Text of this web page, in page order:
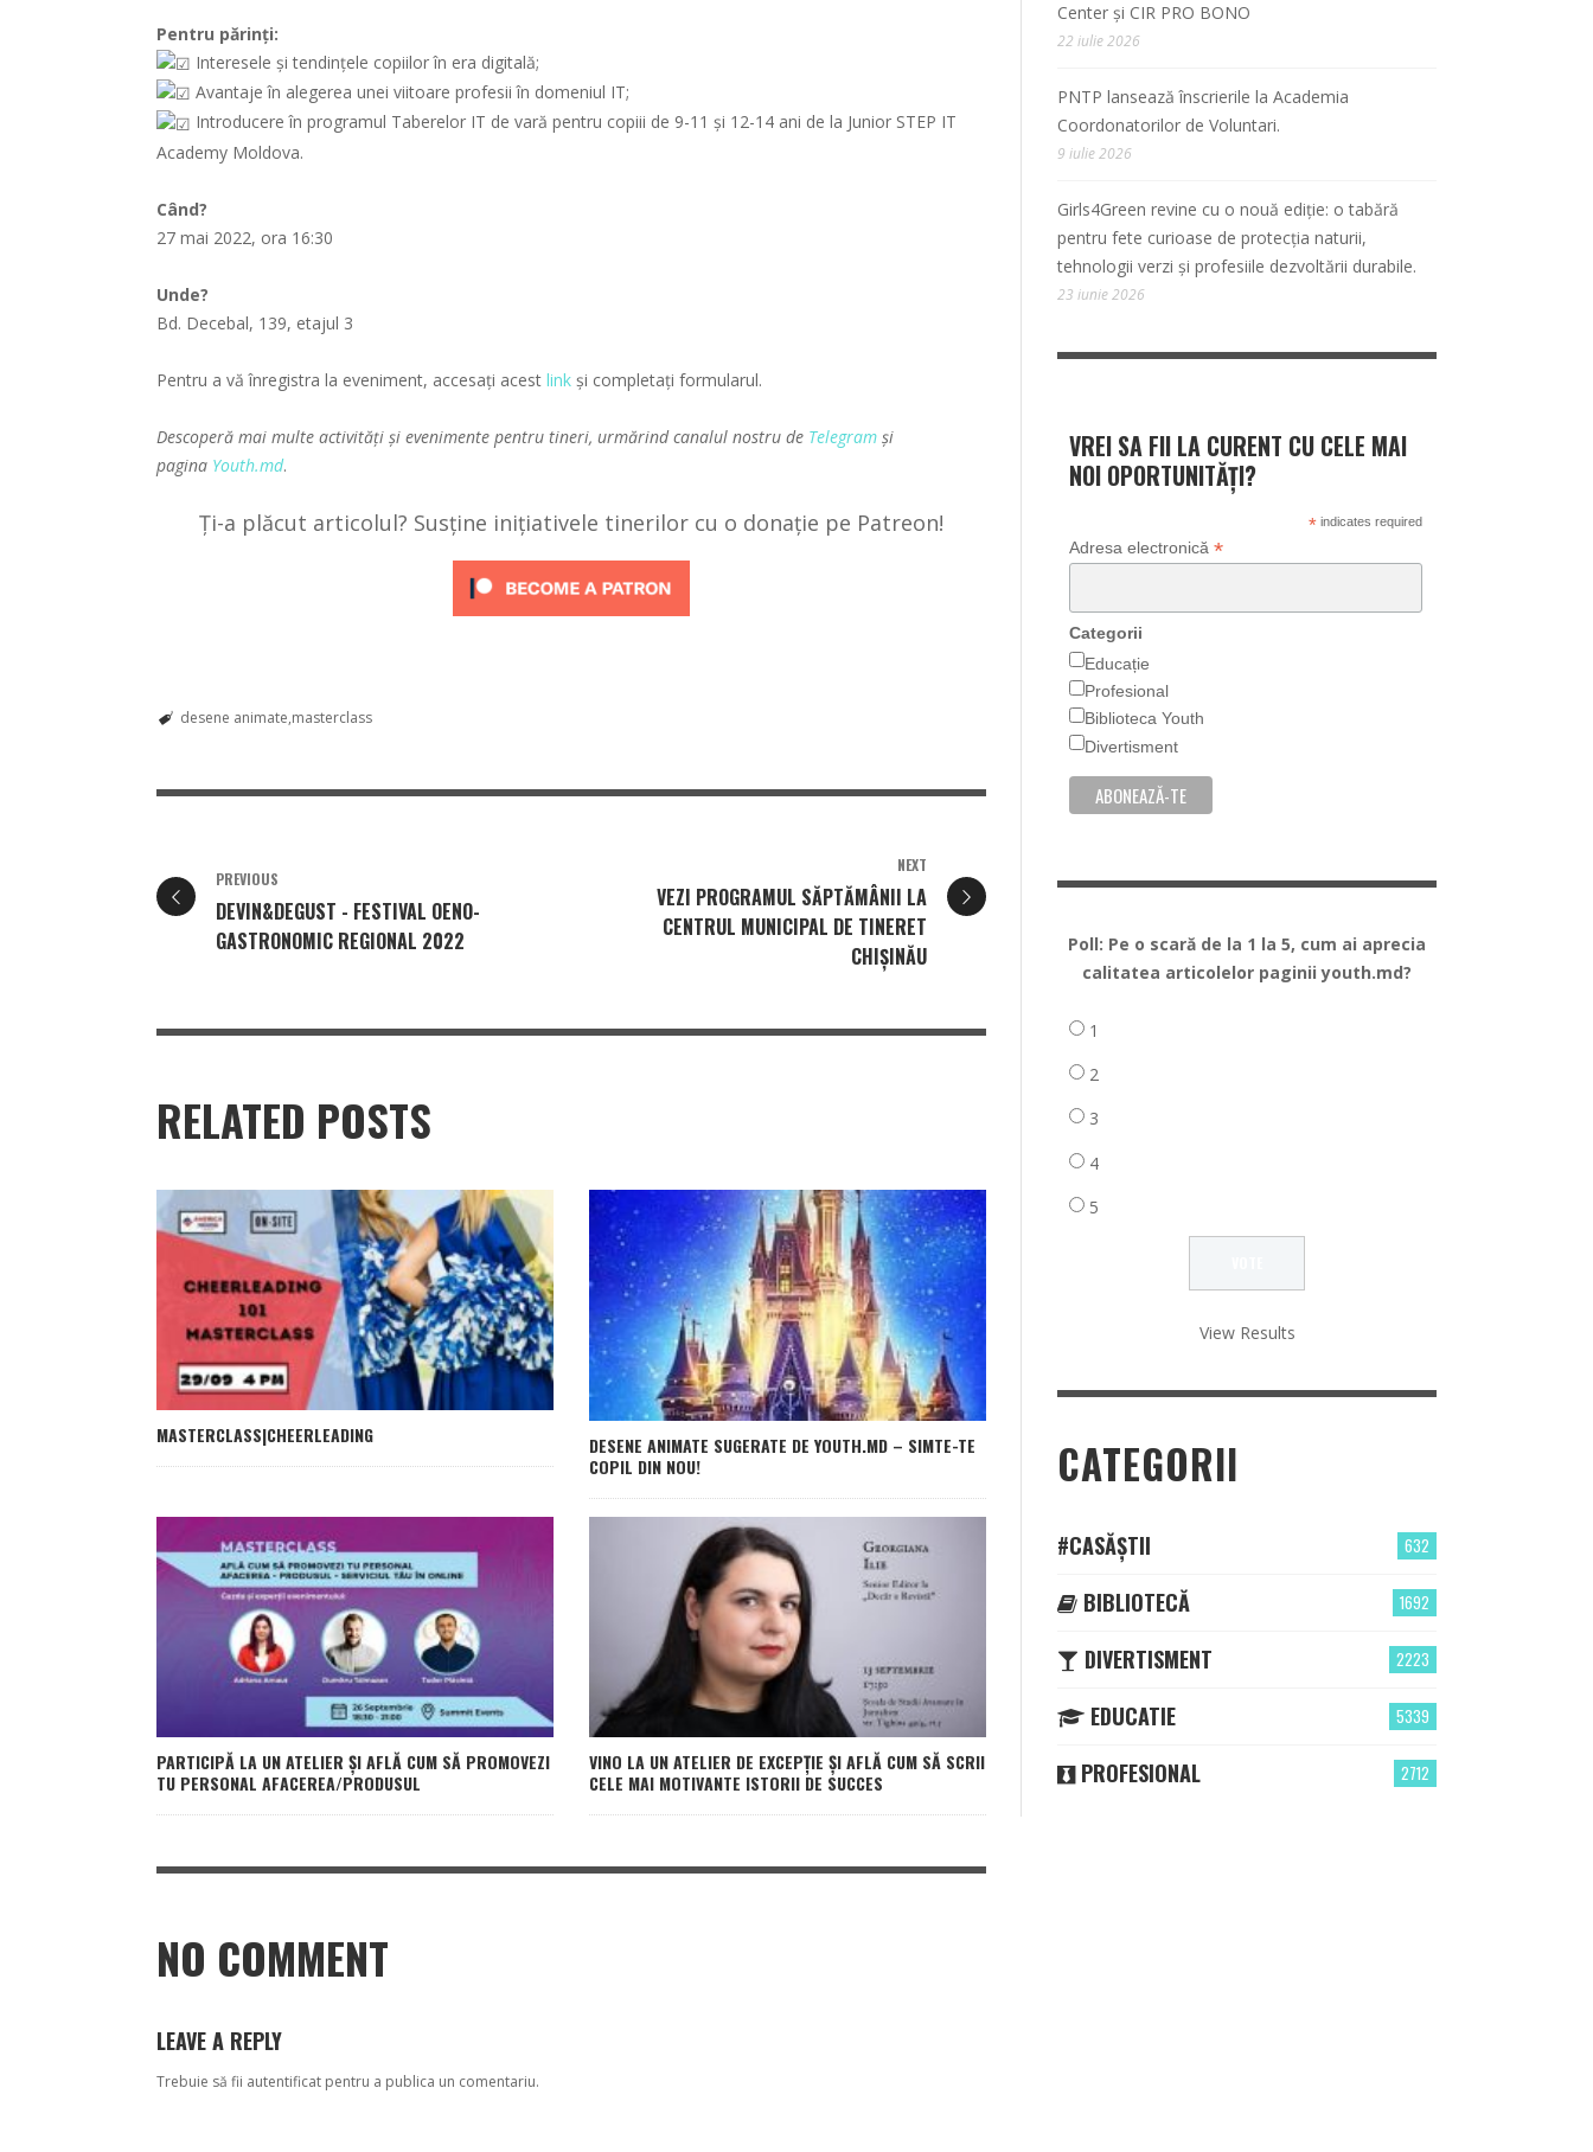
Pentru părinți:
Interesele și tendințele copiilor în era digitală;
Avantaje în alegerea unei viitoare profesii în domeniul IT;
Introducere în programul Taberelor IT de vară pentru copiii de 9-11 și 12-14 ani de la Junior STEP IT
Academy Moldova.
Când?
27 mai 2022, ora 16:30
Unde?
Bd. Decebal, 139, etajul 3
Pentru a vă înregistra la eveniment, accesați acest link și completați formularul.
Descoperă mai multe activități și evenimente pentru tineri, urmărind canalul nostru de Telegram și
pagina Youth.md.
Ți-a plăcut articolul? Susține inițiativele tinerilor cu o donație pe Patreon!
desene animate masterclass
PREVIOUS
DEVIN&DEGUST - FESTIVAL OENO-
GASTRONOMIC REGIONAL 2022
NEXT
VEZI PROGRAMUL SĂPTĂMÂNII LA
CENTRUL MUNICIPAL DE TINERET
CHIȘINĂU
RELATED POSTS
MASTERCLASS|CHEERLEADING
DESENE ANIMATE SUGERATE DE YOUTH.MD – SIMTE-TE
COPIL DIN NOU!
PARTICIPĂ LA UN ATELIER ȘI AFLĂ CUM SĂ PROMOVEZI
TU PERSONAL AFACEREA/PRODUSUL
VINO LA UN ATELIER DE EXCEPȚIE ȘI AFLĂ CUM SĂ SCRII
CELE MAI MOTIVANTE ISTORII DE SUCCES
NO COMMENT
LEAVE A REPLY
Trebuie să fii autentificat pentru a publica un comentariu.
Center și CIR PRO BONO
22 iulie 2026
PNTP lansează înscrierile la Academia
Coordonatorilor de Voluntari.
9 iulie 2026
Girls4Green revine cu o nouă ediție: o tabără
pentru fete curioase de protecția naturii,
tehnologii verzi și profesiile dezvoltării durabile.
23 iunie 2026
VREI SA FII LA CURENT CU CELE MAI
NOI OPORTUNITĂȚI?
*indicates required
Adresa electronică *
Categorii
Educație
Profesional
Biblioteca Youth
Divertisment
Poll: Pe o scară de la 1 la 5, cum ai aprecia
calitatea articolelor paginii youth.md?
1
2
3
4
5
View Results
CATEGORII
632
#CASĂȘTII
1692
BIBLIOTECĂ
2223
DIVERTISMENT
5339
EDUCATIE
2712
PROFESIONAL